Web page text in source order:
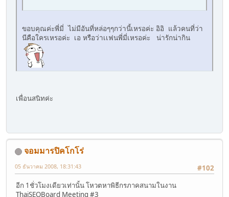
ขอบคุณค่ะพี่มี่ ไม่มีอันที่หล่อๆๆกว่านี้เหรอค่ะ อิอิ แล้วคนที่ว่า
นีคือใครเหรอค่ะ เอ หรือว่าเเฟนพี่มี่เหรอค่ะ น่ารักน่ากิน
เพื่อนสนิทค่ะ
จอมมารปิคโกโร่
#102
05 ธันวาคม 2008, 18:31:43
อีก 1ชั่วโมงเดียวเท่านั้น โหวตหาพิธีกรภาคสนามในงาน
ThaiSEOBoard Meeting #3